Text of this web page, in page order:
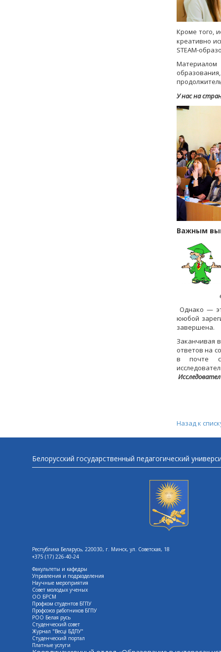
Кроме того,
креативно
STEАM-
У нас на
Важным
в) и
Однако —
ююбой
завершена.
Заканчивая
ответов на
в почте
Назад к
Белорусский государственный педагогический
Республика Беларусь, 220030, г. Минск, ул. Советская, 18
+375 (17) 226-40-24
Факультеты и кафедры
Управления и подразделения
Научные мероприятия
Совет молодых ученых
ОО БРСМ
Профком студентов БГПУ
Профсоюз работников БГПУ
РОО Белая русь
Студенческий совет
Журнал "Весцi БДПУ"
Студенческий портал
Платные услуги